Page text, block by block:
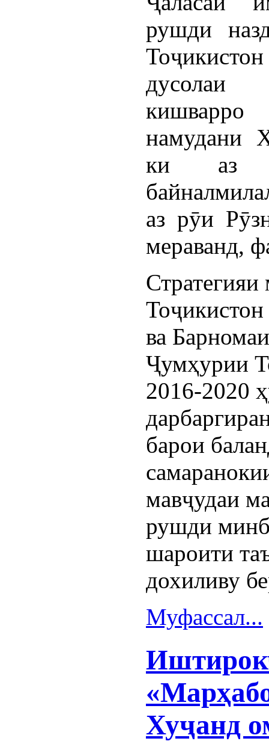
рушди
дусолаи
намудани
ки аз
аз рӯи
мераванд,
ва
Ҷумҳурии
2016-2020
барои
мавҷудаи
рушди
шароити
дохиливу
Муфассал...
Хуҷанд